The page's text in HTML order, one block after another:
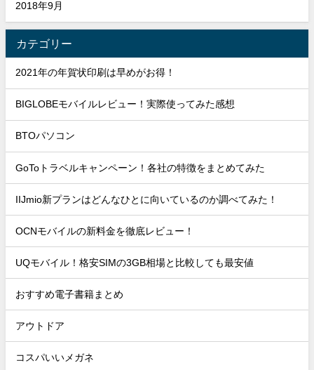
2018年9月
カテゴリー
2021年の年賀状印刷は早めがお得！
BIGLOBEモバイルレビュー！実際使ってみた感想
BTOパソコン
GoToトラベルキャンペーン！各社の特徴をまとめてみた
IIJmio新プランはどんなひとに向いているのか調べてみた！
OCNモバイルの新料金を徹底レビュー！
UQモバイル！格安SIMの3GB相場と比較しても最安値
おすすめ電子書籍まとめ
アウトドア
コスパいいメガネ